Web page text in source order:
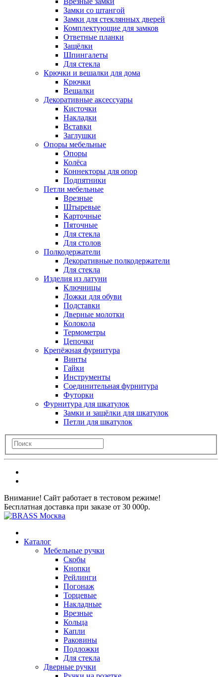
Замки со штангой
Замки для стеклянных дверей
Комплектующие для замков
Ответные планки
Защёлки
Шпингалеты
Для стекла
Крючки и вешалки для дома
Крючки
Вешалки
Декоративные аксессуары
Кисточки
Накладки
Вставки
Заглушки
Опоры мебельные
Опоры
Колёса
Коннекторы для опор
Подпятники
Петли мебельные
Врезные
Штыревые
Карточные
Пяточные
Для стекла
Для столов
Полкодержатели
Декоративные полкодержатели
Для стекла
Изделия из латуни
Ключницы
Ложки для обуви
Подставки
Дверные молотки
Колокола
Термометры
Цепочки
Крепёжная фурнитура
Винты
Гайки
Инструменты
Соединительная фурнитура
Футорки
Фурнитура для шкатулок
Замки и защёлки для шкатулок
Петли для шкатулок
Внимание! Сайт работает в тестовом режиме!
Бесплатная доставка при заказе от 30 000р.
Каталог
Мебельные ручки
Скобы
Кнопки
Рейлинги
Погонаж
Торцевые
Накладные
Врезные
Кольца
Капли
Раковины
Подложки
Для стекла
Дверные ручки